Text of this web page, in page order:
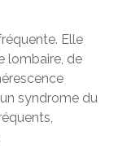
Elle
lombaire, de
syndrome du